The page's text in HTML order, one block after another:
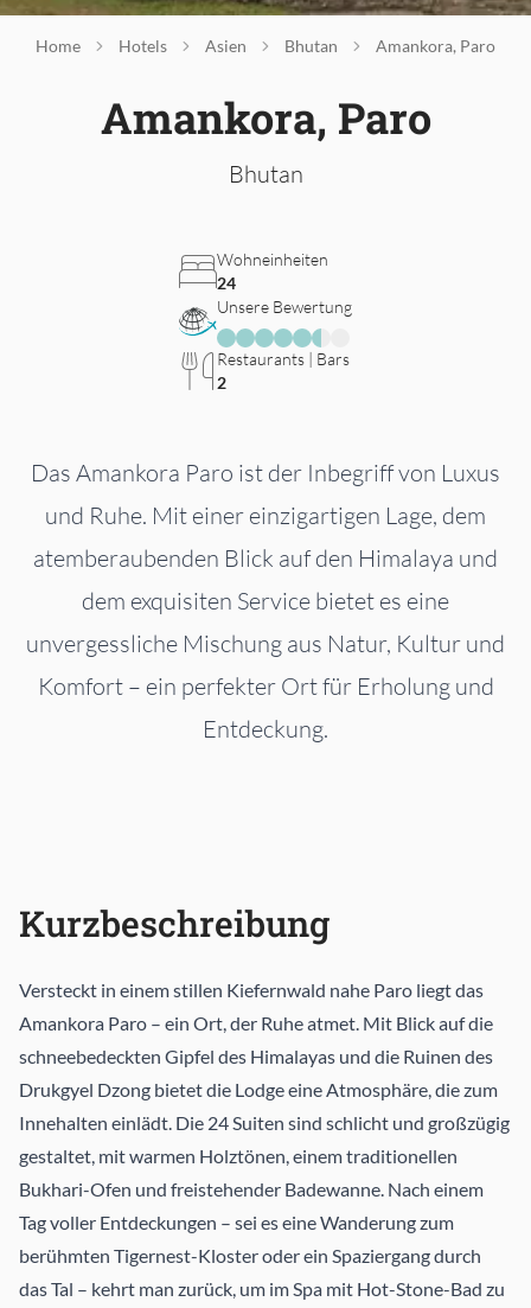
Home Hotels Asien Bhutan Amankora, Paro
Amankora, Paro
Bhutan
Wohneinheiten
24
Unsere Bewertung
Restaurants | Bars
2
Das Amankora Paro ist der Inbegriff von Luxus
und Ruhe. Mit einer einzigartigen Lage, dem
atemberaubenden Blick auf den Himalaya und
dem exquisiten Service bietet es eine
unvergessliche Mischung aus Natur, Kultur und
Komfort – ein perfekter Ort für Erholung und
Entdeckung.
Kurzbeschreibung
Versteckt in einem stillen Kiefernwald nahe Paro liegt das
Amankora Paro – ein Ort, der Ruhe atmet. Mit Blick auf die
schneebedeckten Gipfel des Himalayas und die Ruinen des
Drukgyel Dzong bietet die Lodge eine Atmosphäre, die zum
Innehalten einlädt. Die 24 Suiten sind schlicht und großzügig
gestaltet, mit warmen Holztönen, einem traditionellen
Bukhari-Ofen und freistehender Badewanne. Nach einem
Tag voller Entdeckungen – sei es eine Wanderung zum
berühmten Tigernest-Kloster oder ein Spaziergang durch
das Tal – kehrt man zurück, um im Spa mit Hot-Stone-Bad zu